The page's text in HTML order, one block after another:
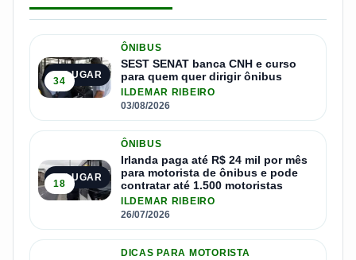
1º LUGAR
34
ÔNIBUS
SEST SENAT banca CNH e curso
para quem quer dirigir ônibus
ILDEMAR RIBEIRO
03/08/2026
2º LUGAR
18
ÔNIBUS
Irlanda paga até R$ 24 mil por mês
para motorista de ônibus e pode
contratar até 1.500 motoristas
ILDEMAR RIBEIRO
26/07/2026
DICAS PARA MOTORISTA